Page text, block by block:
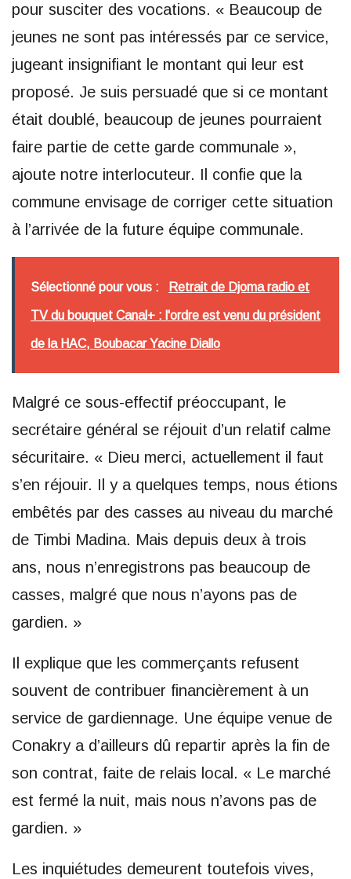
pour susciter des vocations. « Beaucoup de
jeunes ne sont pas intéressés par ce service,
jugeant insignifiant le montant qui leur est
proposé. Je suis persuadé que si ce montant
était doublé, beaucoup de jeunes pourraient
faire partie de cette garde communale »,
ajoute notre interlocuteur. Il confie que la
commune envisage de corriger cette situation
à l’arrivée de la future équipe communale.
Sélectionné pour vous : Retrait de Djoma radio et
TV du bouquet Canal+ : l'ordre est venu du président
de la HAC, Boubacar Yacine Diallo
Malgré ce sous-effectif préoccupant, le
secrétaire général se réjouit d’un relatif calme
sécuritaire. « Dieu merci, actuellement il faut
s’en réjouir. Il y a quelques temps, nous étions
embêtés par des casses au niveau du marché
de Timbi Madina. Mais depuis deux à trois
ans, nous n’enregistrons pas beaucoup de
casses, malgré que nous n’ayons pas de
gardien. »
Il explique que les commerçants refusent
souvent de contribuer financièrement à un
service de gardiennage. Une équipe venue de
Conakry a d’ailleurs dû repartir après la fin de
son contrat, faite de relais local. « Le marché
est fermé la nuit, mais nous n’avons pas de
gardien. »
Les inquiétudes demeurent toutefois vives,